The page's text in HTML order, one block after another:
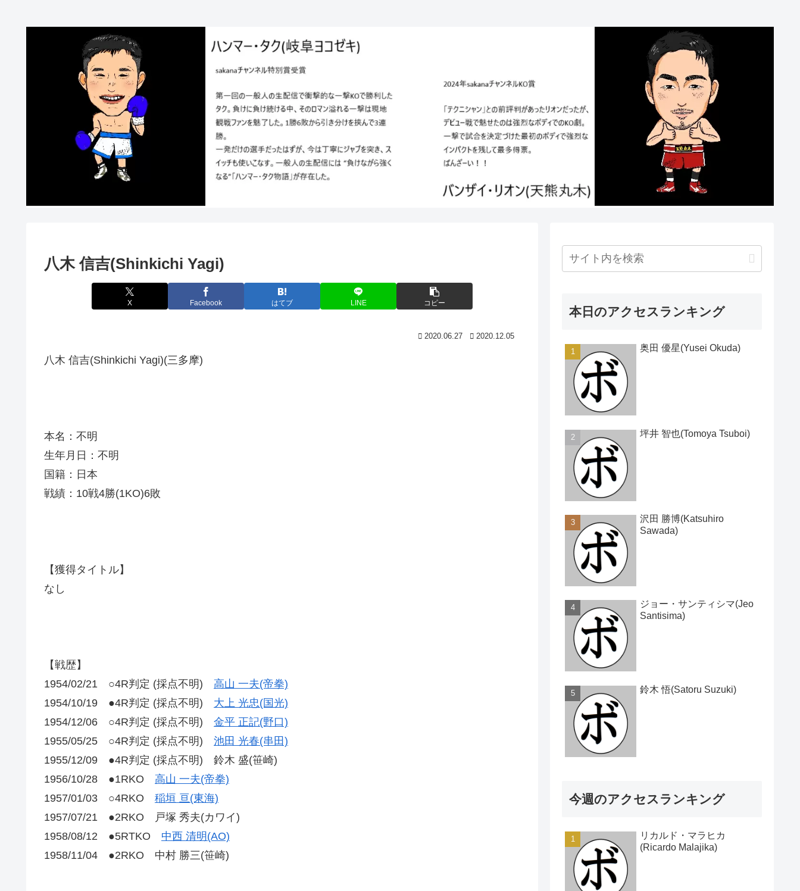
八木 信吉(Shinkichi Yagi)
X Facebook はてブ LINE コピー
2020.06.27 2020.12.05
八木 信吉(Shinkichi Yagi)(三多摩)
本名：不明
生年月日：不明
国籍：日本
戦績：10戦4勝(1KO)6敗
【獲得タイトル】
なし
【戦歴】
1954/02/21 ○4R判定 (採点不明) 高山 一夫(帝拳)
1954/10/19 ●4R判定 (採点不明) 大上 光忠(国光)
1954/12/06 ○4R判定 (採点不明) 金平 正記(野口)
1955/05/25 ○4R判定 (採点不明) 池田 光春(串田)
1955/12/09 ●4R判定 (採点不明) 鈴木 盛(笹崎)
1956/10/28 ●1RKO 高山 一夫(帝拳)
1957/01/03 ○4RKO 稲垣 亘(東海)
1957/07/21 ●2RKO 戸塚 秀夫(カワイ)
1958/08/12 ●5RTKO 中西 清明(AO)
1958/11/04 ●2RKO 中村 勝三(笹崎)
本日のアクセスランキング
奥田 優星(Yusei Okuda)
坪井 智也(Tomoya Tsuboi)
沢田 勝博(Katsuhiro
Sawada)
ジョー・サンティシマ(Jeo
Santisima)
鈴木 悟(Satoru Suzuki)
今週のアクセスランキング
リカルド・マラヒカ
(Ricardo Malajika)